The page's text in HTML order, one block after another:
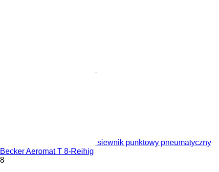
siewnik punktowy pneumatyczny
Becker Aeromat T 8-Reihig
8